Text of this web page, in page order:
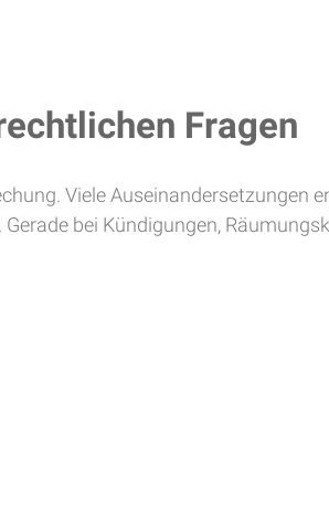
Fragen
Viele Auseinandersetzungen
bei Kündigungen,